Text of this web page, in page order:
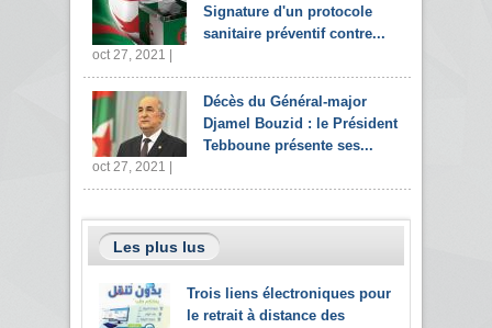
Signature d'un protocole
sanitaire préventif contre...
oct 27, 2021 |
Décès du Général-major
Djamel Bouzid : le Président
Tebboune présente ses...
oct 27, 2021 |
Les plus lus
Trois liens électroniques pour
le retrait à distance des